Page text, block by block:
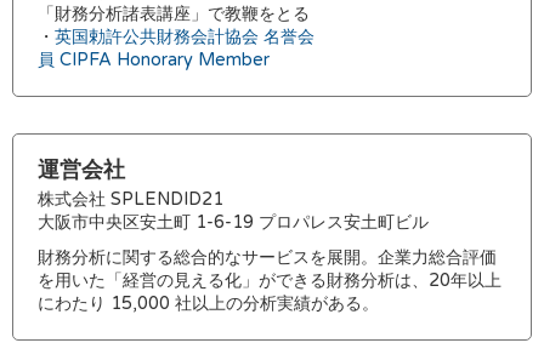
「財務分析諸表講座」で教鞭をとる
・ 英国勅許公共財務会計協会 名誉会
員 CIPFA Honorary Member
運営会社
株式会社 SPLENDID21
大阪市中央区安土町 1-6-19 プロパレス安土町ビル
財務分析に関する総合的なサービスを展開。企業力総合評価
を用いた「経営の見える化」ができる財務分析は、20年以上
にわたり 15,000 社以上の分析実績がある。